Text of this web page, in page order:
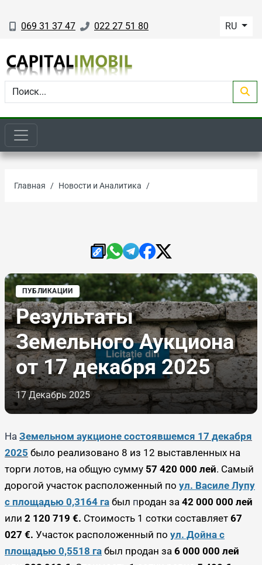
069 31 37 47 022 27 51 80 RU
Главная Новости и Аналитика
ПУБЛИКАЦИИ
Результаты
Земельного Аукциона
от 17 декабря 2025
17 Декабрь 2025
На Земельном аукционе состоявшемся 17 декабря
2025 было реализовано 8 из 12 выставленных на
торги лотов, на общую сумму 57 420 000 лей. Самый
дорогой участок расположенный по ул. Василе Лупу
с площадью 0,3164 га был продан за 42 000 000 лей
или 2 120 719 €. Стоимость 1 сотки составляет 67
027 €. Участок расположенный по ул. Дойна с
площадью 0,5518 га был продан за 6 000 000 лей